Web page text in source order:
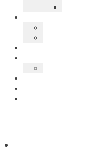
FORMAT:
PÀGINES: